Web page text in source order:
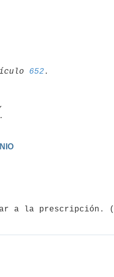
652
,